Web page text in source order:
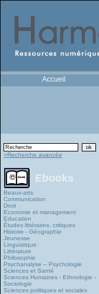
Accueil
>Recherche avancée
Ebooks
Beaux-arts
Communication
Droit
Economie et management
Education
Études littéraires, critiques
Histoire - Géographie
Jeunesse
Linguistique
Littérature
Philosophie
Psychanalyse – Psychologie
Sciences et Santé
Sciences Humaines - Ethnologie -
Sociologie
Sciences politiques et sociales